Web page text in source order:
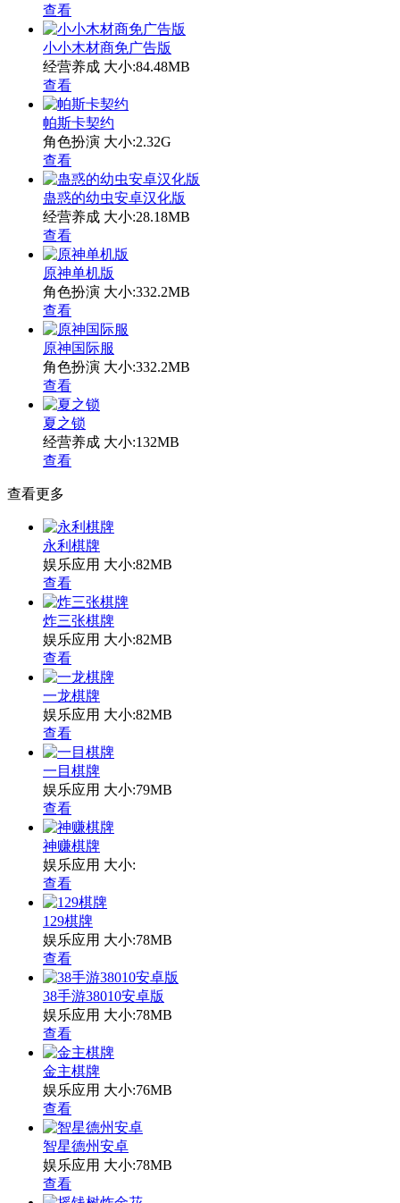
查看
小小木材商免广告版
经营养成 大小:84.48MB
查看
帕斯卡契约
角色扮演 大小:2.32G
查看
蛊惑的幼虫安卓汉化版
经营养成 大小:28.18MB
查看
原神单机版
角色扮演 大小:332.2MB
查看
原神国际服
角色扮演 大小:332.2MB
查看
夏之锁
经营养成 大小:132MB
查看
查看更多
永利棋牌
娱乐应用 大小:82MB
查看
炸三张棋牌
娱乐应用 大小:82MB
查看
一龙棋牌
娱乐应用 大小:82MB
查看
一目棋牌
娱乐应用 大小:79MB
查看
神赚棋牌
娱乐应用 大小:
查看
129棋牌
娱乐应用 大小:78MB
查看
38手游38010安卓版
娱乐应用 大小:78MB
查看
金主棋牌
娱乐应用 大小:76MB
查看
智星德州安卓
娱乐应用 大小:78MB
查看